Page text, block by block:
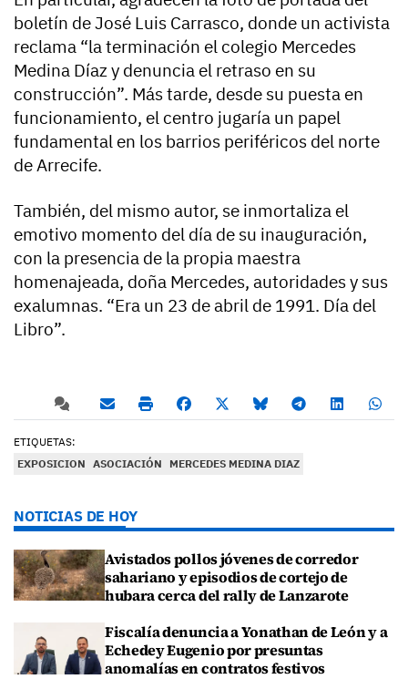
boletín de José Luis Carrasco, donde un activista
reclama “la terminación el colegio Mercedes
Medina Díaz y denuncia el retraso en su
construcción”. Más tarde, desde su puesta en
funcionamiento, el centro jugaría un papel
fundamental en los barrios periféricos del norte
de Arrecife.
También, del mismo autor, se inmortaliza el
emotivo momento del día de su inauguración,
con la presencia de la propia maestra
homenajeada, doña Mercedes, autoridades y sus
exalumnas. “Era un 23 de abril de 1991. Día del
Libro”.
ETIQUETAS:
EXPOSICION ASOCIACIÓN MERCEDES MEDINA DIAZ
NOTICIAS DE HOY
Avistados pollos jóvenes de corredor
sahariano y episodios de cortejo de
hubara cerca del rally de Lanzarote
Fiscalía denuncia a Yonathan de León y a
Echedey Eugenio por presuntas
anomalías en contratos festivos